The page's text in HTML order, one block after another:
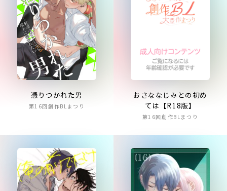
憑りつかれた男
第16回創作BLまつり
おさななじみとの初め
ては【R18版】
第16回創作BLまつり